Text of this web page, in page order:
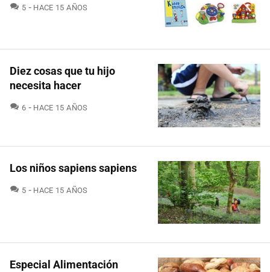
5 COMENTARIOS
HACE 15 AÑOS
Diez cosas que tu hijo
necesita hacer
6 COMENTARIOS
HACE 15 AÑOS
Los niños sapiens sapiens
5 COMENTARIOS
HACE 15 AÑOS
Especial Alimentación